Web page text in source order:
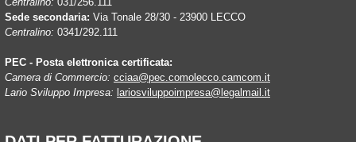
Sede secondaria: Via Tonale 28/30 - 23900 LECCO
Centralino: 0341/292.111
PEC - Posta elettronica certificata:
Camera di Commercio: cciaa@pec.comolecco.camcom.it
Lario Sviluppo Impresa: lariosviluppoimpresa@legalmail.it